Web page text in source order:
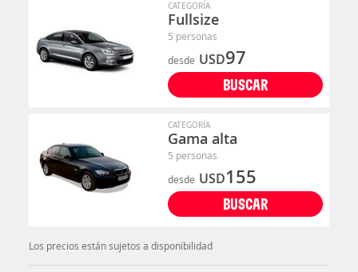
CATEGORÍA
Fullsize
5 personas
desde USD97
BUSCAR
CATEGORÍA
Gama alta
5 personas
desde USD155
BUSCAR
Los precios están sujetos a disponibilidad